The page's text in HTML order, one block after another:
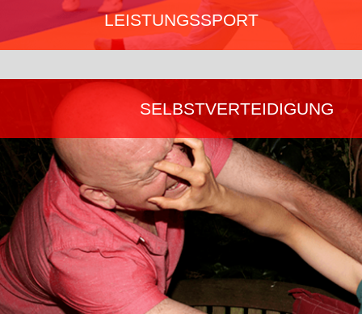
LEISTUNGSSPORT
nationaler und internationaler Ebene. Sie vertreten uns bei
Europa- und Weltmeisterschaften sowie den World- und Combat
Games. Hier findet ihr Wissenswertes rund um unsere
Veranstaltungen und unsere Nationalmannschaft.
Mehr erfahren…
SELBSTVERTEIDIGUNG